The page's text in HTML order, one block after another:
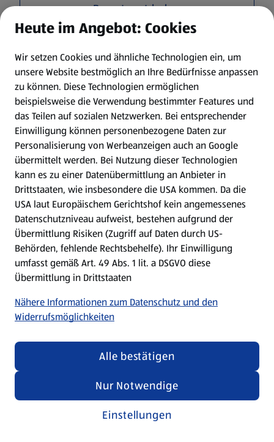
Rezepte entdecken
Kochen für Kinder
Rezepte entdecken
Heute im Angebot: Cookies
Wir setzen Cookies und ähnliche Technologien ein, um
unsere Website bestmöglich an Ihre Bedürfnisse anpassen
zu können. Diese Technologien ermöglichen
beispielsweise die Verwendung bestimmter Features und
das Teilen auf sozialen Netzwerken. Bei entsprechender
Einwilligung können personenbezogene Daten zur
Personalisierung von Werbeanzeigen auch an Google
übermittelt werden. Bei Nutzung dieser Technologien
kann es zu einer Datenübermittlung an Anbieter in
Drittstaaten, wie insbesondere die USA kommen. Da die
USA laut Europäischem Gerichtshof kein angemessenes
Datenschutzniveau aufweist, bestehen aufgrund der
Übermittlung Risiken (Zugriff auf Daten durch US-
Behörden, fehlende Rechtsbehelfe). Ihr Einwilligung
umfasst gemäß Art. 49 Abs. 1 lit. a DSGVO diese
Übermittlung in Drittstaaten
Nähere Informationen zum Datenschutz und den
Widerrufsmöglichkeiten
Einstellungen
Nur Notwendige
Alle bestätigen